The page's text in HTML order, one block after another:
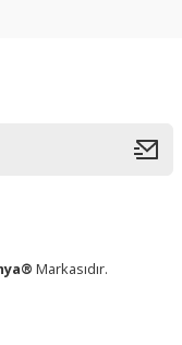
Markasıdır.